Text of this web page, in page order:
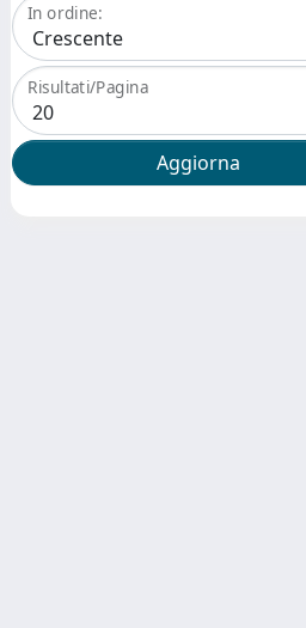
In ordine:
Risultati/Pagina